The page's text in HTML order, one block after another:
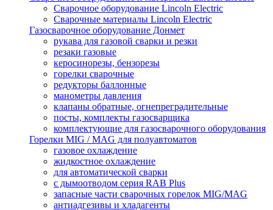
Сварочное оборудование Lincoln Electric
Сварочные материалы Lincoln Electric
Газосварочное оборудование Донмет
рукава для газовой сварки и резки
резаки газовые
керосинорезы, бензорезы
горелки сварочные
редукторы баллонные
манометры давления
клапаны обратные, огнепреградительные
посты, комплекты газосварщика
комплектующие для газосварочного оборудования
Горелки MIG / MAG для полуавтоматов
газовое охлаждение
жидкостное охлаждение
для автоматической сварки
с дымоотводом серия RAB Plus
запасные части сварочных горелок MIG/MAG
антиадгезивы и хладагенты